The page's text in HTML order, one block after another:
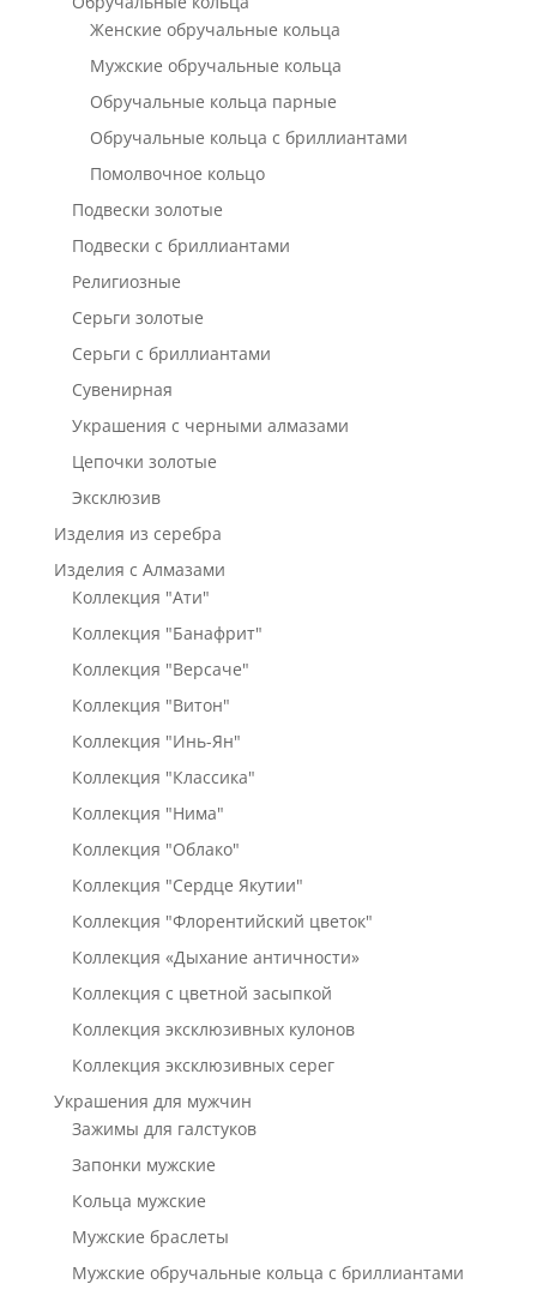
Женские обручальные кольца
Мужские обручальные кольца
Обручальные кольца парные
Обручальные кольца с бриллиантами
Помолвочное кольцо
Подвески золотые
Подвески с бриллиантами
Религиозные
Серьги золотые
Серьги с бриллиантами
Сувенирная
Украшения с черными алмазами
Цепочки золотые
Эксклюзив
Изделия из серебра
Изделия с Алмазами
Коллекция "Ати"
Коллекция "Банафрит"
Коллекция "Версаче"
Коллекция "Витон"
Коллекция "Инь-Ян"
Коллекция "Классика"
Коллекция "Нима"
Коллекция "Облако"
Коллекция "Сердце Якутии"
Коллекция "Флорентийский цветок"
Коллекция «Дыхание античности»
Коллекция с цветной засыпкой
Коллекция эксклюзивных кулонов
Коллекция эксклюзивных серег
Украшения для мужчин
Зажимы для галстуков
Запонки мужские
Кольца мужские
Мужские браслеты
Мужские обручальные кольца с бриллиантами